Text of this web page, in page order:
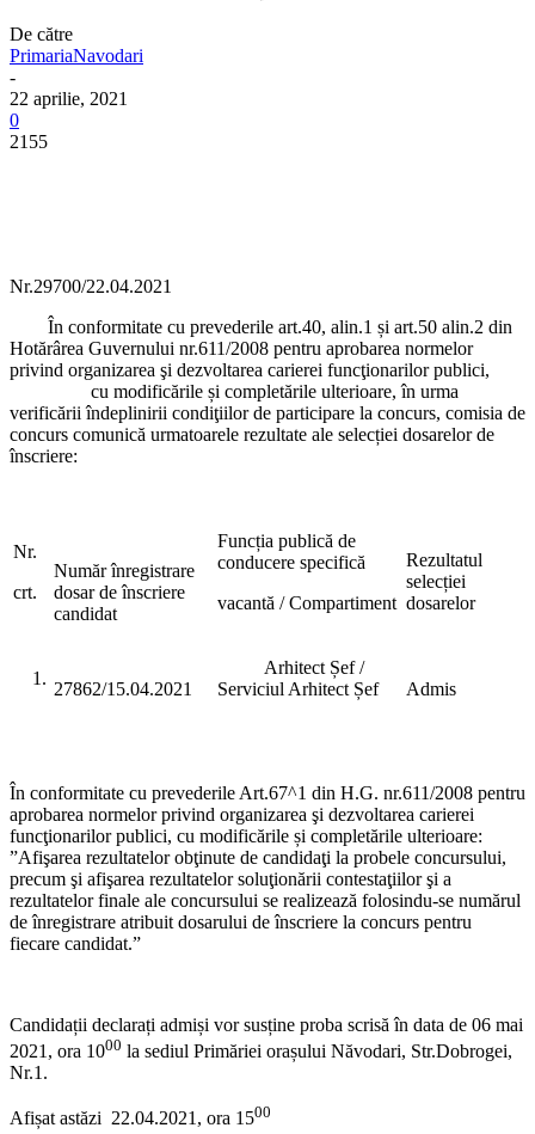
De către
PrimariaNavodari
-
22 aprilie, 2021
0
2155
Nr.29700/22.04.2021
În conformitate cu prevederile art.40, alin.1 și art.50 alin.2 din
Hotărârea Guvernului nr.611/2008 pentru aprobarea normelor
privind organizarea şi dezvoltarea carierei funcţionarilor publici,
cu modificările și completările ulterioare, în urma
verificării îndeplinirii condiţiilor de participare la concurs, comisia de
concurs comunică urmatoarele rezultate ale selecției dosarelor de
înscriere:
Nr.
crt.
Număr înregistrare
dosar de înscriere
candidat
Funcția publică de
conducere specifică
vacantă / Compartiment
Rezultatul
selecției
dosarelor
1.
27862/15.04.2021
Arhitect Șef /
Serviciul Arhitect Șef
Admis
În conformitate cu prevederile Art.67^1 din H.G. nr.611/2008 pentru
aprobarea normelor privind organizarea şi dezvoltarea carierei
funcţionarilor publici, cu modificările și completările ulterioare:
”Afişarea rezultatelor obţinute de candidaţi la probele concursului,
precum şi afişarea rezultatelor soluţionării contestaţiilor şi a
rezultatelor finale ale concursului se realizează folosindu-se numărul
de înregistrare atribuit dosarului de înscriere la concurs pentru
fiecare candidat.”
Candidații declarați admiși vor susține proba scrisă în data de 06 mai
2021, ora 1000 la sediul Primăriei orașului Năvodari, Str.Dobrogei,
Nr.1.
Afișat astăzi 22.04.2021, ora 1500